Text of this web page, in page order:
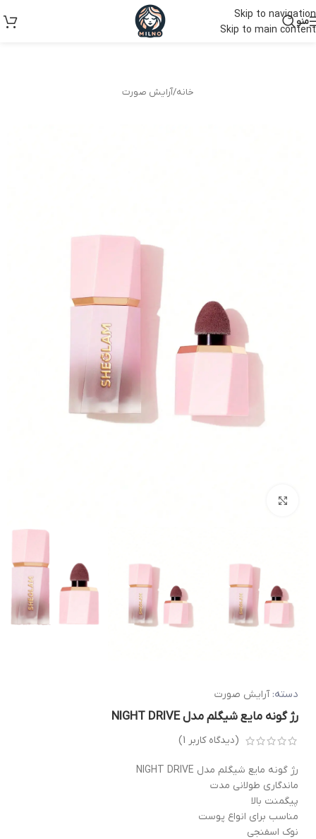
Skip to navigation
Skip to main content
منو
خانه/آرایش صورت
دسته: آرایش صورت
رژ گونه مایع شیگلم مدل NIGHT DRIVE
(دیدگاه کاربر 1
)
رژ گونه مایع شیگلم مدل NIGHT DRIVE
ماندگاری طولانی مدت
پیگمنت بالا
مناسب برای انواع پوست
نوک اسفنجی